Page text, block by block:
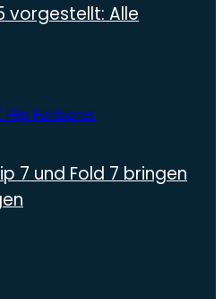
vorgestellt: Alle
7 und Fold 7 bringen